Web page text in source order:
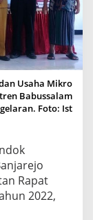
Usaha Mikro
Babussalam
Foto: Ist
Rapat
2022,